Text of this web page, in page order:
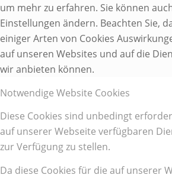
um mehr zu erfahren. Sie können
Einstellungen ändern. Beachten Sie,
einiger Arten von Cookies
auf unseren Websites und auf die
wir anbieten können.
Notwendige Website Cookies
Diese Cookies sind unbedingt
auf unserer Webseite verfügbaren
zur Verfügung zu stellen.
Da diese Cookies für die auf unserer